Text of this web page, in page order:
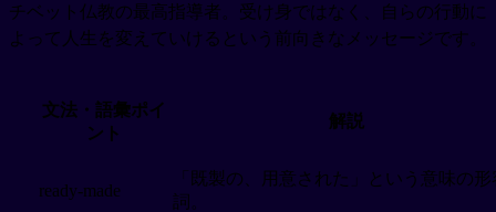
チベット仏教の最高指導者。受け身ではなく、自らの行動に
よって人生を変えていけるという前向きなメッセージです。
文法・語彙ポイ
ント
解説
ready-made
「既製の、用意された」という意味の形
詞。